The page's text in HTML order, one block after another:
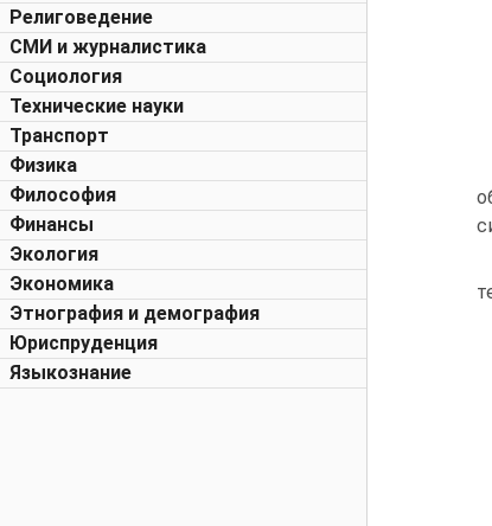
Религоведение
СМИ и журналистика
Социология
Технические науки
Транспорт
Физика
Философия
Финансы
Экология
Экономика
Этнография и демография
Юриспруденция
Языкознание